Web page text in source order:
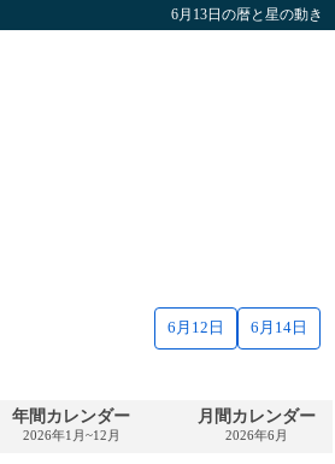
6月13日の暦と星の動き
6月12日 6月14日
年間カレンダー
2026年1月~12月
月間カレンダー
2026年6月